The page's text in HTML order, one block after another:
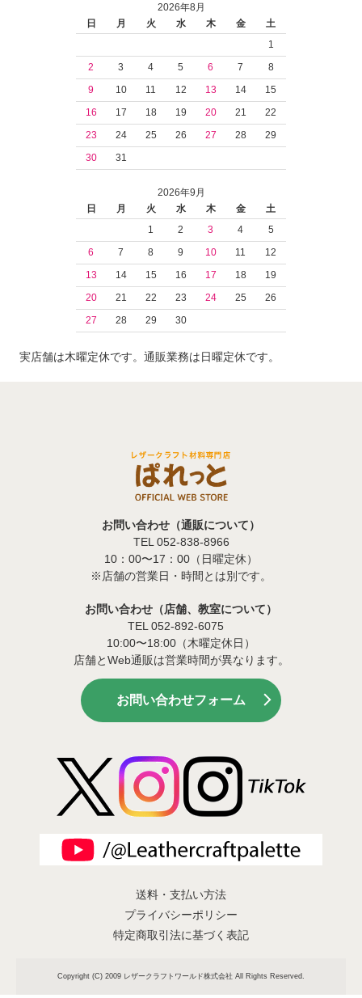
2026年8月
日
月 火 水 木 金
土
1
2
3 4 5 6 7
8
9
10 11 12 13 14
15
16
17 18 19 20 21
22
23
24 25 26 27 28
29
30
31
2026年9月
日
月 火 水 木 金
土
1
2 3 4
5
6
7 8 9 10 11
12
13
14 15 16 17 18
19
20
21 22 23 24 25
26
27
28 29 30
実店舗は木曜定休です。通販業務は日曜定休です。
お問い合わせ（通販について）
TEL 052-838-8966
10：00〜17：00（日曜定休）
※店舗の営業日・時間とは別です。
お問い合わせ（店舗、教室について）
TEL 052-892-6075
10:00〜18:00（木曜定休日）
店舗とWeb通販は営業時間が異なります。
お問い合わせフォーム
送料・支払い方法
プライバシーポリシー
特定商取引法に基づく表記
Copyright (C) 2009 レザークラフトワールド株式会社 All Rights Reserved.